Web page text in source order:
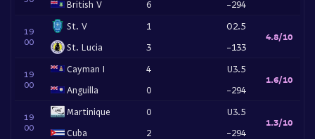
British V
6
-294
19
00
St. V
St. Lucia
1
3
O2.5
-133
4.8/10
19
00
Cayman I
Anguilla
4
0
U3.5
-294
1.6/10
19
00
Martinique
Cuba
0
2
U3.5
-294
1.3/10